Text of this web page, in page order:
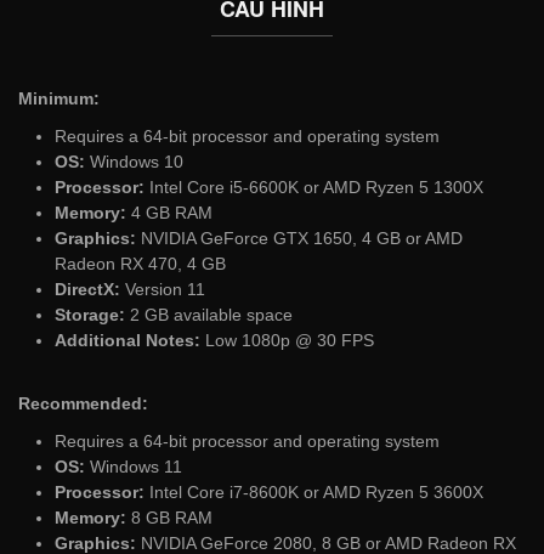
CẤU HÌNH
Minimum:
Requires a 64-bit processor and operating system
OS: Windows 10
Processor: Intel Core i5-6600K or AMD Ryzen 5 1300X
Memory: 4 GB RAM
Graphics: NVIDIA GeForce GTX 1650, 4 GB or AMD
Radeon RX 470, 4 GB
DirectX: Version 11
Storage: 2 GB available space
Additional Notes: Low 1080p @ 30 FPS
Recommended:
Requires a 64-bit processor and operating system
OS: Windows 11
Processor: Intel Core i7-8600K or AMD Ryzen 5 3600X
Memory: 8 GB RAM
Graphics: NVIDIA GeForce 2080, 8 GB or AMD Radeon RX